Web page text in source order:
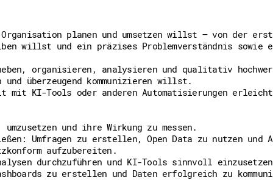
planen und umsetzen willst – von der
willst und ein präzises Problemverständnis sowie
organisieren, analysieren und qualitativ
überzeugend kommunizieren willst.
KI-Tools oder anderen Automatisierungen
und ihre Wirkung zu messen.
Umfragen zu erstellen, Open Data zu nutzen und
aufzubereiten.
durchzuführen und KI-Tools sinnvoll
zu erstellen und Daten erfolgreich zu